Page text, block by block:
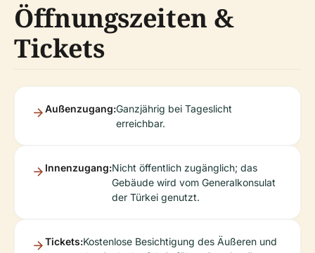
Öffnungszeiten &
Tickets
Außenzugang:Ganzjährig bei Tageslicht
erreichbar.
Innenzugang:Nicht öffentlich zugänglich; das
Gebäude wird vom Generalkonsulat
der Türkei genutzt.
Tickets:Kostenlose Besichtigung des Äußeren und